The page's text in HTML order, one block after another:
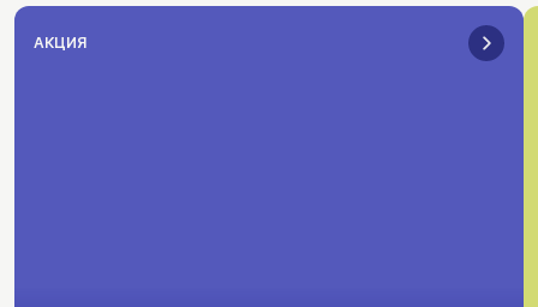
АКЦИЯ